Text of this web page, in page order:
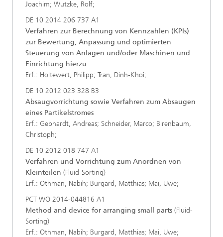
Joachim; Wutzke, Rolf;
DE 10 2014 206 737 A1
Verfahren zur Berechnung von Kennzahlen (KPIs)
zur Bewertung, Anpassung und optimierten
Steuerung von Anlagen und/oder Maschinen und
Einrichtung hierzu
Erf.: Holtewert, Philipp; Tran, Dinh-Khoi;
DE 10 2012 023 328 B3
Absaugvorrichtung sowie Verfahren zum Absaugen
eines Partikelstromes
Erf.: Gebhardt, Andreas; Schneider, Marco; Birenbaum,
Christoph;
DE 10 2012 018 747 A1
Verfahren und Vorrichtung zum Anordnen von
Kleinteilen (Fluid-Sorting)
Erf.: Othman, Nabih; Burgard, Matthias; Mai, Uwe;
PCT WO 2014-044816 A1
Method and device for arranging small parts (Fluid-
Sorting)
Erf.: Othman, Nabih; Burgard, Matthias; Mai, Uwe;